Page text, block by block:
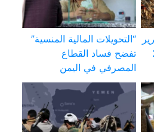
“التحويلات المالية المنسية”
تفضح فساد القطاع
المصرفي في اليمن